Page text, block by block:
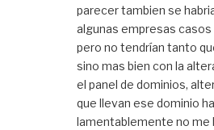
parecer tambien se
algunas empresas
pero no tendrían tanto
sino mas bien con la
el panel de dominios,
que llevan ese dominio
lamentablemente no me